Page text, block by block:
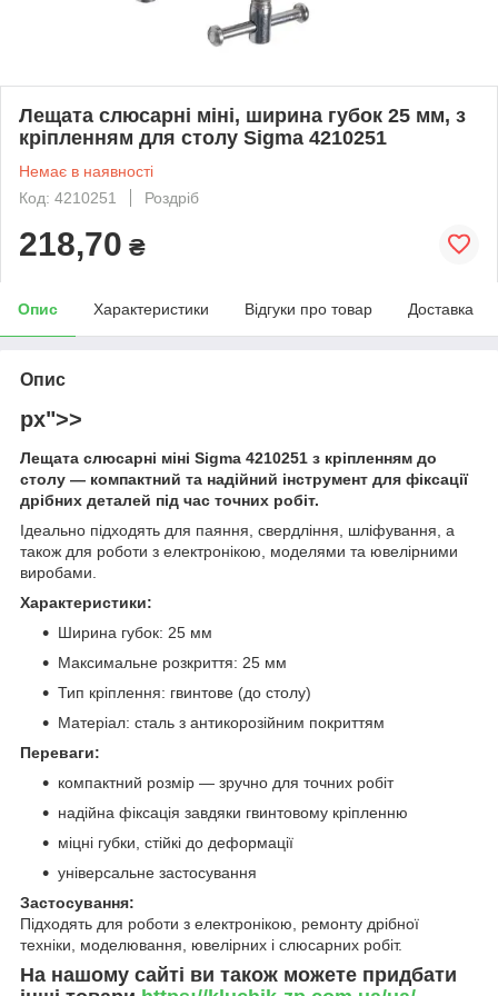
Лещата слюсарні міні, ширина губок 25 мм, з
кріпленням для столу Sigma 4210251
Немає в наявності
Код: 4210251
Роздріб
218,70 ₴
Опис Характеристики Відгуки про товар Доставка
Опис
px">>
Лещата слюсарні міні Sigma 4210251 з кріпленням до
столу — компактний та надійний інструмент для фіксації
дрібних деталей під час точних робіт.
Ідеально підходять для паяння, свердління, шліфування, а
також для роботи з електронікою, моделями та ювелірними
виробами.
Характеристики:
Ширина губок: 25 мм
Максимальне розкриття: 25 мм
Тип кріплення: гвинтове (до столу)
Матеріал: сталь з антикорозійним покриттям
Переваги:
компактний розмір — зручно для точних робіт
надійна фіксація завдяки гвинтовому кріпленню
міцні губки, стійкі до деформації
універсальне застосування
Застосування:
Підходять для роботи з електронікою, ремонту дрібної
техніки, моделювання, ювелірних і слюсарних робіт.
На нашому сайті ви також можете придбати